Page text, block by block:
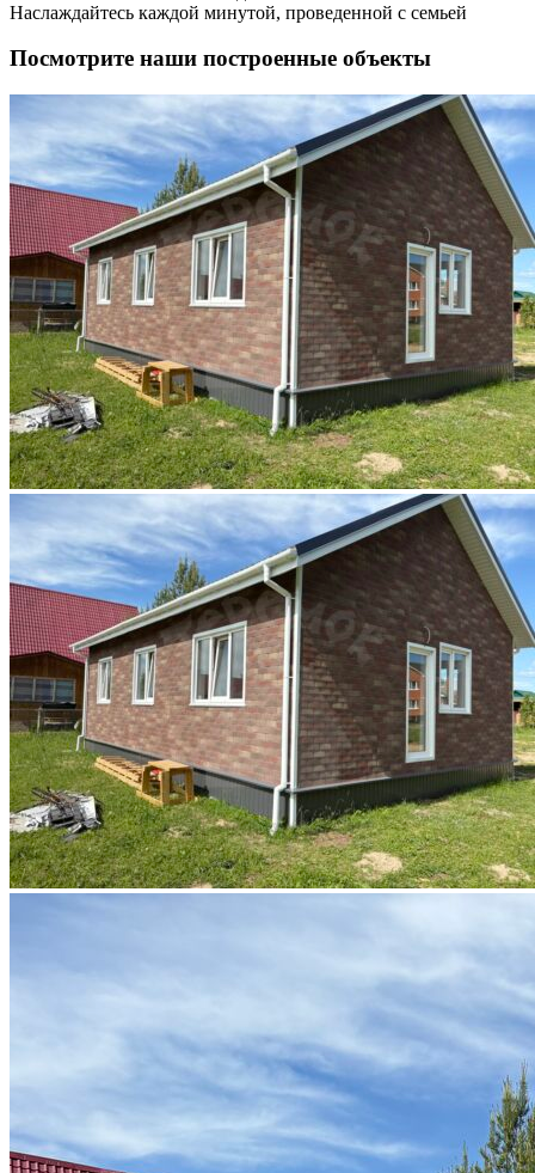
Наслаждайтесь каждой минутой, проведенной с семьей
Посмотрите наши построенные объекты